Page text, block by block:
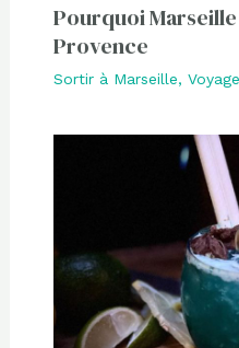
Pourquoi
Provence
Sortir à Marseille, Voyage